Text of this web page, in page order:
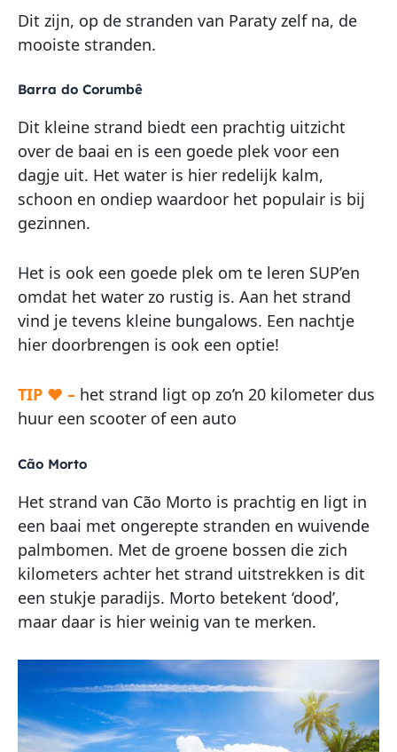
Dit zijn, op de stranden van Paraty zelf na, de
mooiste stranden.
Barra do Corumbê
Dit kleine strand biedt een prachtig uitzicht
over de baai en is een goede plek voor een
dagje uit. Het water is hier redelijk kalm,
schoon en ondiep waardoor het populair is bij
gezinnen.
Het is ook een goede plek om te leren SUP’en
omdat het water zo rustig is. Aan het strand
vind je tevens kleine bungalows. Een nachtje
hier doorbrengen is ook een optie!
TIP ♥ – het strand ligt op zo’n 20 kilometer dus
huur een scooter of een auto
Cão Morto
Het strand van Cão Morto is prachtig en ligt in
een baai met ongerepte stranden en wuivende
palmbomen. Met de groene bossen die zich
kilometers achter het strand uitstrekken is dit
een stukje paradijs. Morto betekent ‘dood’,
maar daar is hier weinig van te merken.